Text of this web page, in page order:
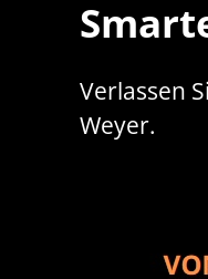
Verlassen
Weyer.